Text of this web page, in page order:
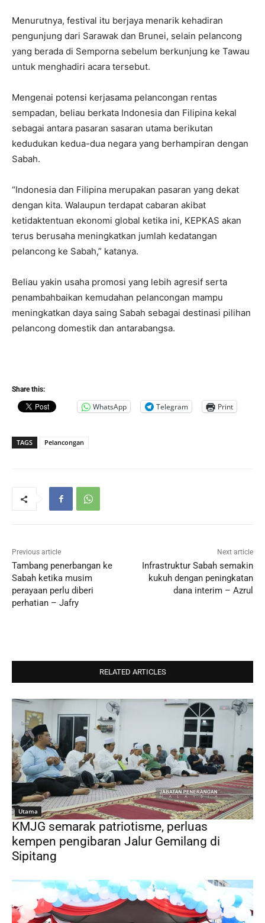
Menurutnya, festival itu berjaya menarik kehadiran
pengunjung dari Sarawak dan Brunei, selain pelancong
yang berada di Semporna sebelum berkunjung ke Tawau
untuk menghadiri acara tersebut.
Mengenai potensi kerjasama pelancongan rentas
sempadan, beliau berkata Indonesia dan Filipina kekal
sebagai antara pasaran sasaran utama berikutan
kedudukan kedua-dua negara yang berhampiran dengan
Sabah.
“Indonesia dan Filipina merupakan pasaran yang dekat
dengan kita. Walaupun terdapat cabaran akibat
ketidaktentuan ekonomi global ketika ini, KEPKAS akan
terus berusaha meningkatkan jumlah kedatangan
pelancong ke Sabah,” katanya.
Beliau yakin usaha promosi yang lebih agresif serta
penambahbaikan kemudahan pelancongan mampu
meningkatkan daya saing Sabah sebagai destinasi pilihan
pelancong domestik dan antarabangsa.
Share this:
WhatsApp Telegram Print
TAGS Pelancongan
Previous article
Tambang penerbangan ke
Sabah ketika musim
perayaan perlu diberi
perhatian – Jafry
Next article
Infrastruktur Sabah semakin
kukuh dengan peningkatan
dana interim – Azrul
RELATED ARTICLES
Utama
KMJG semarak patriotisme, perluas
kempen pengibaran Jalur Gemilang di
Sipitang